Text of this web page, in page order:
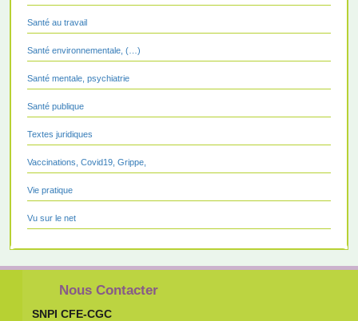
Santé au travail
Santé environnementale, (…)
Santé mentale, psychiatrie
Santé publique
Textes juridiques
Vaccinations, Covid19, Grippe,
Vie pratique
Vu sur le net
Nous Contacter
SNPI CFE-CGC